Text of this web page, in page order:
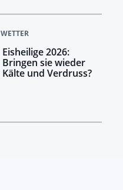
WETTER
Eisheilige 2026:
Bringen sie wieder
Kälte und Verdruss?